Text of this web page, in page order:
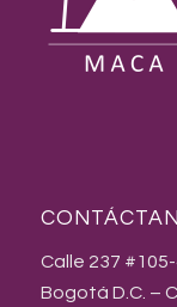
Calle 237
Bogotá D.C. –